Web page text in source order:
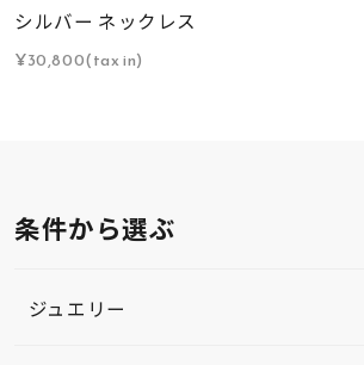
シルバー ネックレス
¥30,800(tax in)
条件から選ぶ
ジュエリー